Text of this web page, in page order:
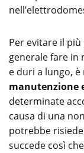
Per evitare il
generale fare in
e duri a lungo,
manutenzione
determinate
causa di una
potrebbe
succede così